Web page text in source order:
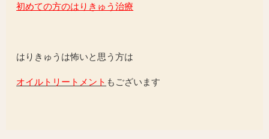
初めての方のはりきゅう治療
はりきゅうは怖いと思う方は
オイルトリートメント もございます